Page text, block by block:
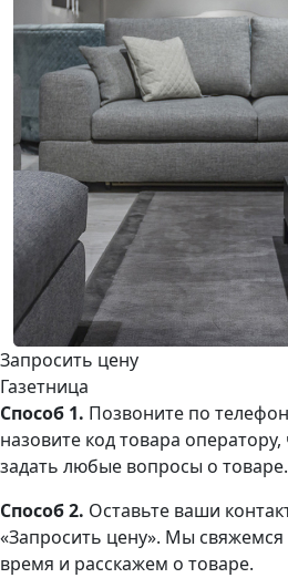
Запросить цену
Газетница
Способ 1. Позвоните по
назовите код товара
задать любые вопросы о товаре.
Способ 2. Оставьте ваши
«Запросить цену». Мы
время и расскажем о товаре.